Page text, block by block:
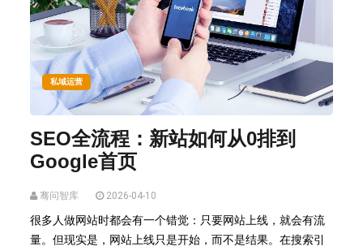
私域运营
SEO全流程：新站如何从0排到
Google首页
骞问智库 2026-04-10
很多人做网站时都会有一个错觉：只要网站上线，就会有流
量。但现实是，网站上线只是开始，而不是结果。在搜索引